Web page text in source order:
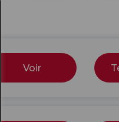
Voir